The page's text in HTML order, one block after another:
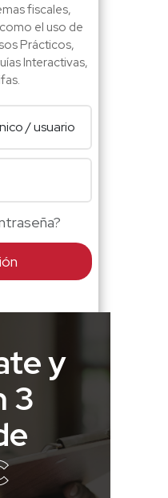
fiscales,
el uso de
Prácticos,
Interactivas,
y
3